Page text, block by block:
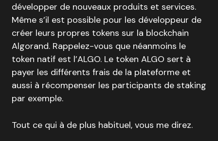
développer de nouveaux produits et services.
Même s’il est possible pour les développeur de
créer leurs propres tokens sur la blockchain
Algorand. Rappelez-vous que néanmoins le
token natif est l’ALGO. Le token ALGO sert à
payer les différents frais de la plateforme et
aussi à récompenser les participants de staking
par exemple.
Tout ce qui à de plus habituel, vous me direz.